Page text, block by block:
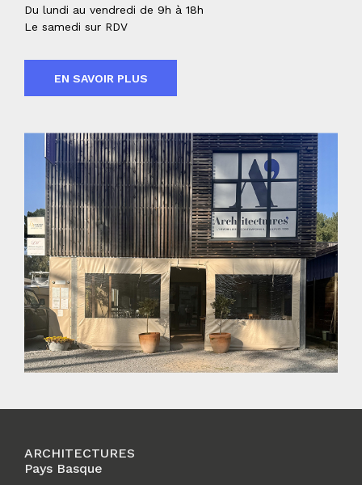
Du lundi au vendredi de 9h à 18h
Le samedi sur RDV
EN SAVOIR PLUS
ARCHITECTURES
Pays Basque